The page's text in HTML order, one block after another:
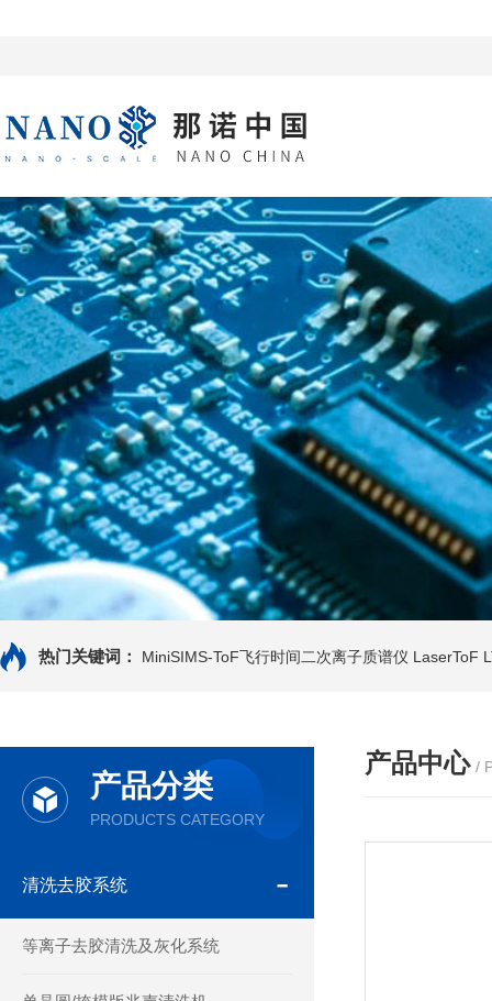
热门关键词： MiniSIMS-ToF飞行时间二次离子质谱仪 LaserToF
产品分类
PRODUCTS CATEGORY
清洗去胶系统
等离子去胶清洗及灰化系统
产品中心 /